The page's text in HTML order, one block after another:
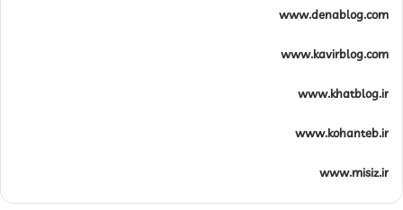
www.denablog.com
www.kavirblog.com
www.khatblog.ir
www.kohanteb.ir
www.misiz.ir